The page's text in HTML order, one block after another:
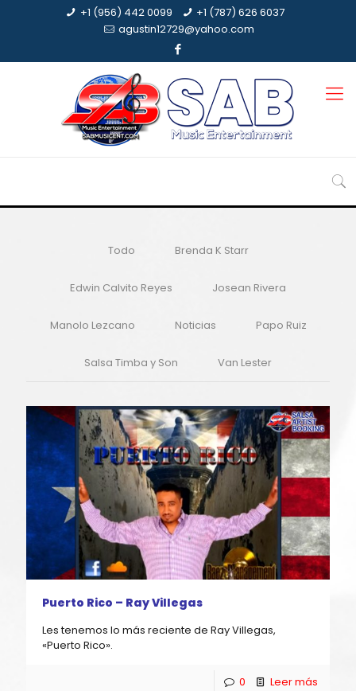
+1 (956) 442 0099
+1 (787) 626 6037
agustin12729@yahoo.com
Todo Brenda K Starr
Edwin Calvito Reyes Josean Rivera
Manolo Lezcano Noticias Papo Ruiz
Salsa Timba y Son Van Lester
Puerto Rico – Ray Villegas
Les tenemos lo más reciente de Ray Villegas,
«Puerto Rico».
0 Leer más